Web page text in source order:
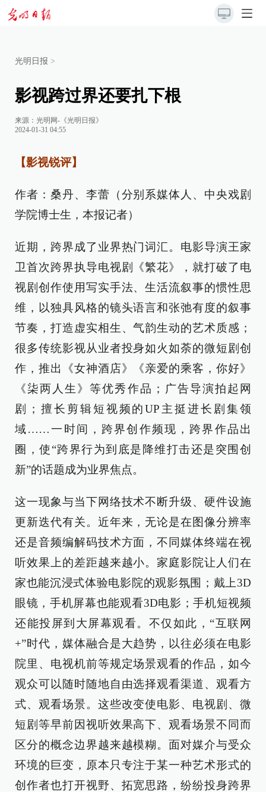
光明日报 >
影视跨过界还要扎下根
来源： 光明网-《光明日报》
2024-01-31 04:55
【影视锐评】
作者：桑丹、李蕾（分别系媒体人、中央戏剧
学院博士生，本报记者）
近期，跨界成了业界热门词汇。电影导演王家
卫首次跨界执导电视剧《繁花》，就打破了电
视剧创作使用写实手法、生活流叙事的惯性思
维，以独具风格的镜头语言和张弛有度的叙事
节奏，打造虚实相生、气韵生动的艺术质感；
很多传统影视从业者投身如火如荼的微短剧创
作，推出《女神酒店》《亲爱的乘客，你好》
《柒两人生》等优秀作品；广告导演拍起网
剧；擅长剪辑短视频的UP主挺进长剧集领
域……一时间，跨界创作频现，跨界作品出
圈，使“跨界行为到底是降维打击还是突围创
新”的话题成为业界焦点。
这一现象与当下网络技术不断升级、硬件设施
更新迭代有关。近年来，无论是在图像分辨率
还是音频编解码技术方面，不同媒体终端在视
听效果上的差距越来越小。家庭影院让人们在
家也能沉浸式体验电影院的观影氛围；戴上3D
眼镜，手机屏幕也能观看3D电影；手机短视频
还能投屏到大屏幕观看。不仅如此，“互联网
+”时代，媒体融合是大趋势，以往必须在电影
院里、电视机前等规定场景观看的作品，如今
观众可以随时随地自由选择观看渠道、观看方
式、观看场景。这些改变使电影、电视剧、微
短剧等早前因视听效果高下、观看场景不同而
区分的概念边界越来越模糊。面对媒介与受众
环境的巨变，原本只专注于某一种艺术形式的
创作者也打开视野、拓宽思路，纷纷投身跨界